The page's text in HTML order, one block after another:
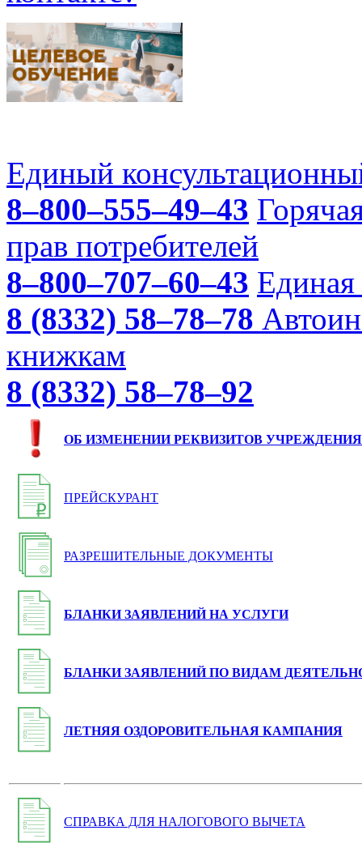
Единый
8–800–555–49–43
прав потребителей
8–800–707–60–43 Единая
8 (8332) 58–78–78
книжкам
8 (8332) 58–78–92
ОБ ИЗМЕНЕНИИ РЕКВИЗИТОВ УЧРЕЖДЕНИЯ
ПРЕЙСКУРАНТ
РАЗРЕШИТЕЛЬНЫЕ ДОКУМЕНТЫ
БЛАНКИ ЗАЯВЛЕНИЙ НА УСЛУГИ
БЛАНКИ ЗАЯВЛЕНИЙ ПО ВИДАМ
ЛЕТНЯЯ ОЗДОРОВИТЕЛЬНАЯ КАМПАНИЯ
СПРАВКА ДЛЯ НАЛОГОВОГО ВЫЧЕТА